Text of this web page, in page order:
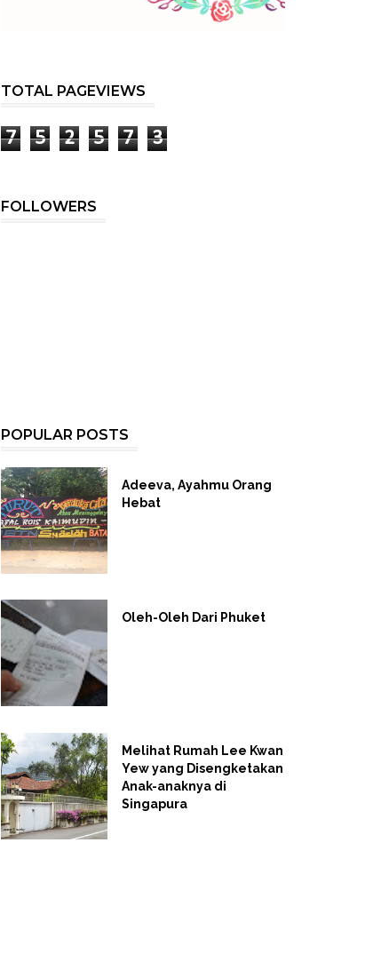
TOTAL PAGEVIEWS
7 5 2 5 7 3
FOLLOWERS
POPULAR POSTS
Adeeva, Ayahmu Orang
Hebat
Oleh-Oleh Dari Phuket
Melihat Rumah Lee Kwan
Yew yang Disengketakan
Anak-anaknya di
Singapura